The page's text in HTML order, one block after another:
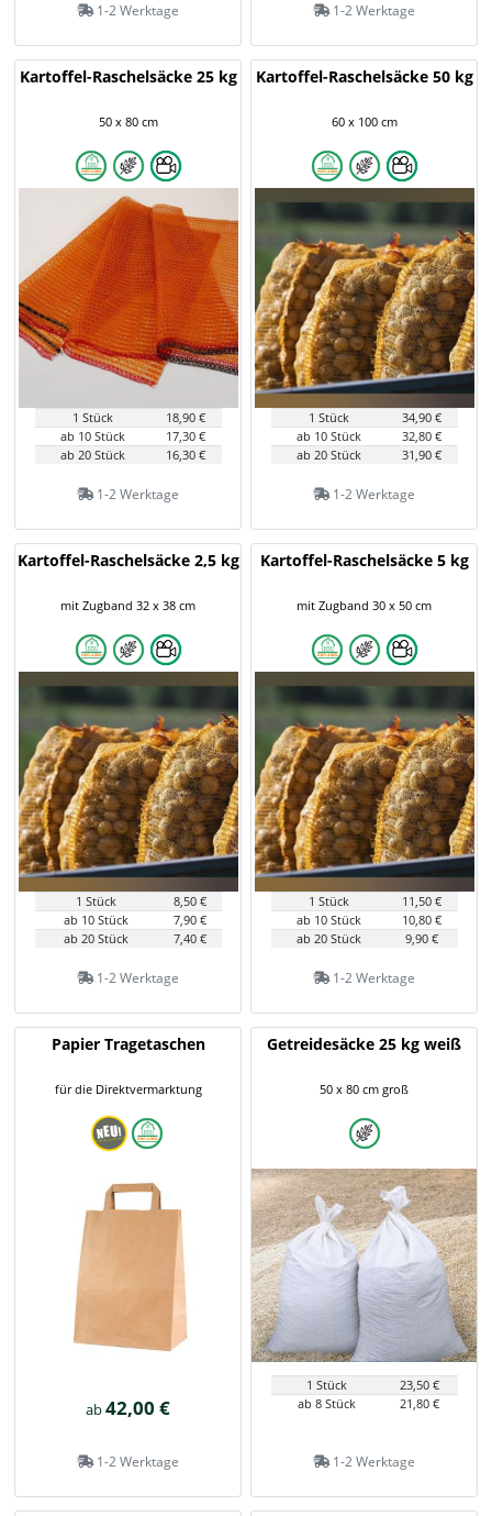
1-2 Werktage 1-2 Werktage
Kartoffel-Raschelsäcke 25 kg
50 x 80 cm
1 Stück
18,90 €
ab 10 Stück
17,30 €
ab 20 Stück
16,30 €
1-2 Werktage
Kartoffel-Raschelsäcke 50 kg
60 x 100 cm
1 Stück
34,90 €
ab 10 Stück
32,80 €
ab 20 Stück
31,90 €
1-2 Werktage
Kartoffel-Raschelsäcke 2,5 kg
mit Zugband 32 x 38 cm
1 Stück
8,50 €
ab 10 Stück
7,90 €
ab 20 Stück
7,40 €
1-2 Werktage
Kartoffel-Raschelsäcke 5 kg
mit Zugband 30 x 50 cm
1 Stück
11,50 €
ab 10 Stück
10,80 €
ab 20 Stück
9,90 €
1-2 Werktage
Papier Tragetaschen
für die Direktvermarktung
ab42,00 €
1-2 Werktage
Getreidesäcke 25 kg weiß
50 x 80 cm groß
1 Stück
23,50 €
ab 8 Stück
21,80 €
1-2 Werktage